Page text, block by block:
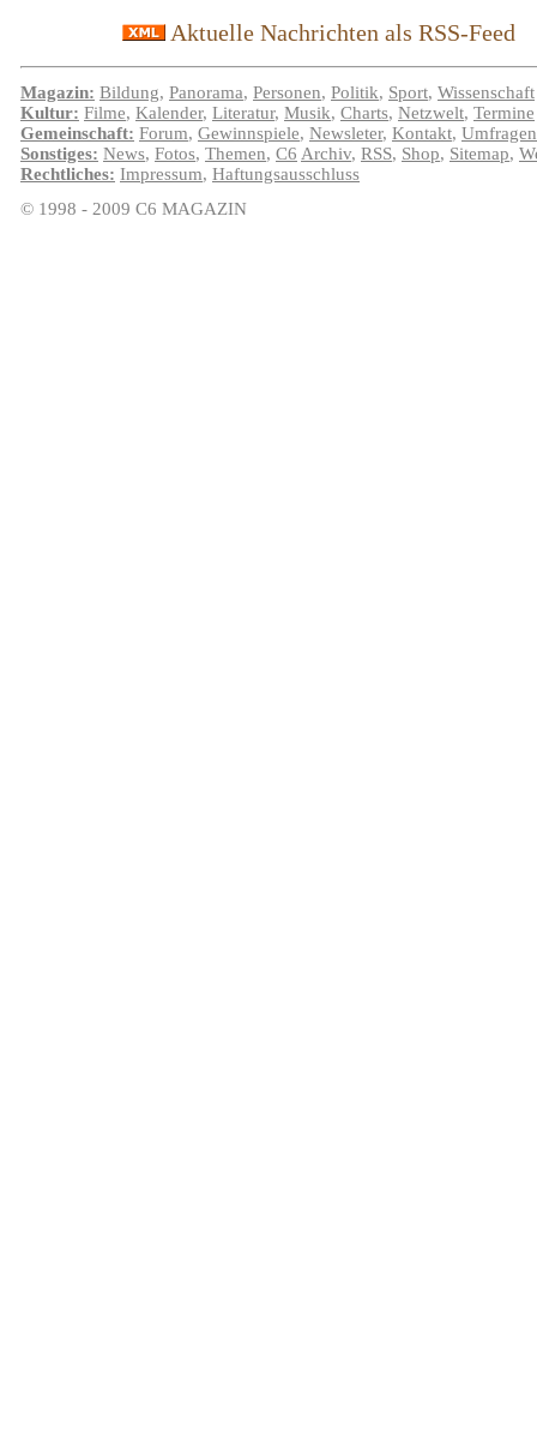
Aktuelle Nachrichten als RSS-Feed
Magazin: Bildung, Panorama, Personen, Politik, Sport, Wissenschaft
Kultur: Filme, Kalender, Literatur, Musik, Charts, Netzwelt, Termine
Gemeinschaft: Forum, Gewinnspiele, Newsleter, Kontakt, Umfragen
Sonstiges: News, Fotos, Themen, C6 Archiv, RSS, Shop, Sitemap,
Rechtliches: Impressum, Haftungsausschluss
© 1998 - 2009 C6 MAGAZIN